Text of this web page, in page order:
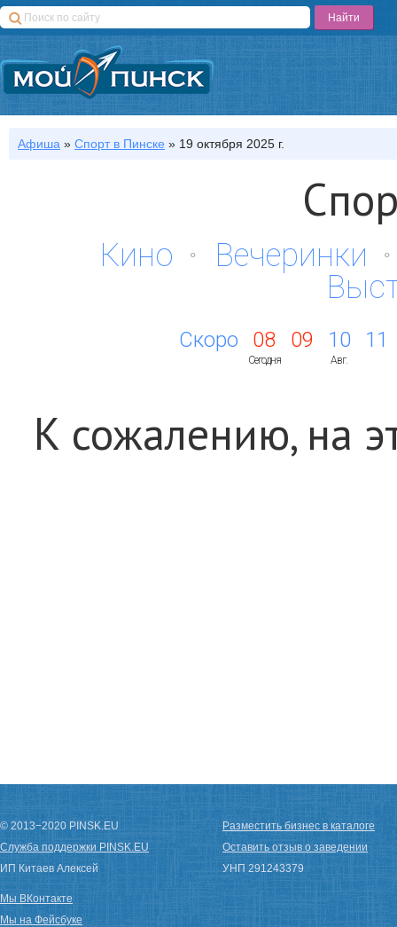
Афиша » Спортв Пинске » 19 октября 2025 г.
Кино
Вечеринки
Скоро 08
Сегодня
09 10
Авг.
11
К сожалению, на
© 2013−2020 PINSK.EU
Служба поддержки PINSK.EU
ИП Китаев Алексей
Разместить бизнес в каталоге
Оставить отзыв о заведении
УНП 291243379
Мы ВКонтакте
Мы на Фейсбуке